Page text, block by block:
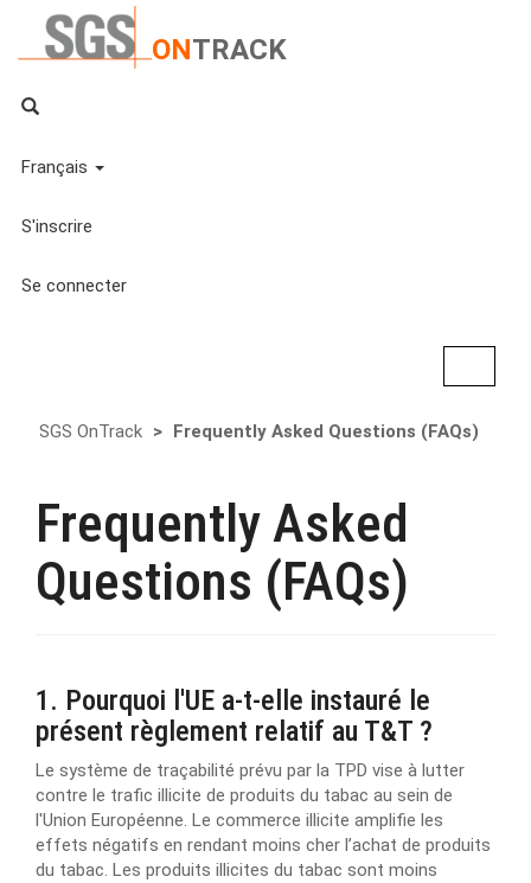
ONTRACK
Français
S'inscrire
Se connecter
la
SGS OnTrack Frequently Asked Questions (FAQs)
Frequently Asked
Questions (FAQs)
1. Pourquoi l'UE a-t-elle instauré le
présent règlement relatif au T&T ?
Le système de traçabilité prévu par la TPD vise à lutter
contre le trafic illicite de produits du tabac au sein de
l'Union Européenne. Le commerce illicite amplifie les
effets négatifs en rendant moins cher l’achat de produits
du tabac. Les produits illicites du tabac sont moins